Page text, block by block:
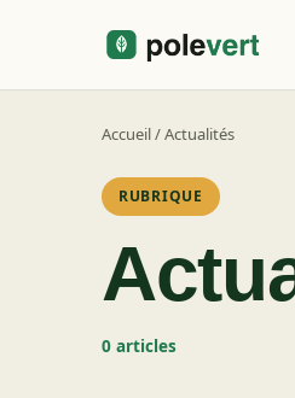
Accueil/Actualités
RUBRIQUE
0 articles